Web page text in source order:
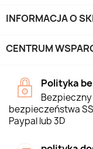
INFORMACJA O
CENTRUM
Polityka
bezpieczeństwa
Paypal lub 3D